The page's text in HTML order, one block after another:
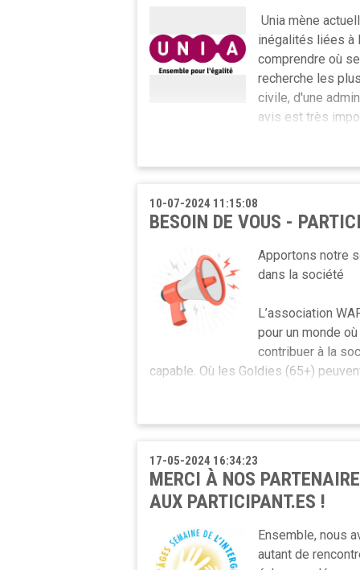
Unia mène
inégalités liées à
comprendre où
recherche les
civile, d'une
avis est très
seulement quelques minutes et
Participer à cette étude...
10-07-2024 11:15:08
BESOIN DE VOUS -
Apportons notre
dans la société
L’association
pour un monde
contribuer à la
capable. Où les Goldies (65+)
Votre #participation est précieuse
l'activité au sens large!
Un questionnaire destiné aux 60+
minutes sont nécessaires pour le
réseaux sociaux : plus nous avons
envies et besoins!
17-05-2024 16:34:23
MERCI À NOS
AUX PARTICIPANT.ES !
Ensemble, nous
autant de